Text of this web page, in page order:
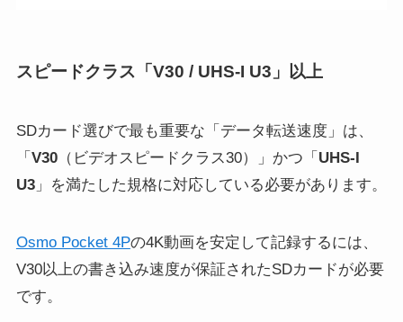
スピードクラス「V30 / UHS-I U3」以上
SDカード選びで最も重要な「データ転送速度」は、
「 V30（ビデオスピードクラス30）」かつ「 UHS-I
U3」を満たした規格に対応している必要があります。
Osmo Pocket 4Pの4K動画を安定して記録するには、
V30以上の書き込み速度が保証されたSDカードが必要
です。